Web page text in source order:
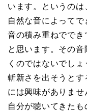
います。というのは
自然な音によって
音の積み重ねででき
と思います。その
くのではないでし
斬新さを出そうと
には興味がありま
自分が聴いてきたも